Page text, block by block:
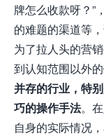
牌怎么收款呀？”
的难题的渠道等
为了拉人头的营
到认知范围以外的
并存的行业，特
巧的操作手法。
自身的实际情况